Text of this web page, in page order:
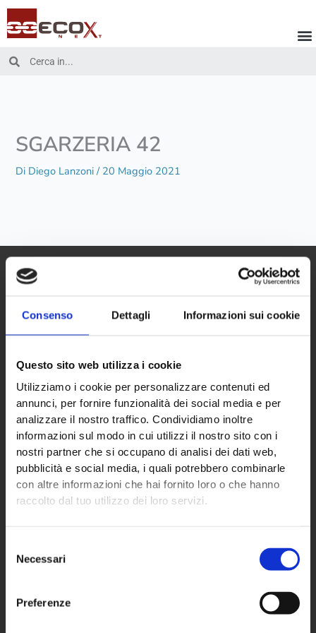
Consenso Dettagli Informazioni sui cookie
Questo sito web utilizza i cookie
Utilizziamo i cookie per personalizzare contenuti ed
annunci, per fornire funzionalità dei social media e per
analizzare il nostro traffico. Condividiamo inoltre
informazioni sul modo in cui utilizzi il nostro sito con i
nostri partner che si occupano di analisi dei dati web,
pubblicità e social media, i quali potrebbero combinarle
con altre informazioni che hai fornito loro o che hanno
raccolto dal tuo utilizzo dei loro servizi.
delNecessari
Preferenze
Vai
al
contenuto
Cerca Cerca
SGARZERIA 42
Di Diego Lanzoni/ 20 Maggio 2021
ECO NEXT S.p.A.
Sede principale
Via Almisana, 2
48018 Faenza (RA) – IT
Partita IVA: 02670760392